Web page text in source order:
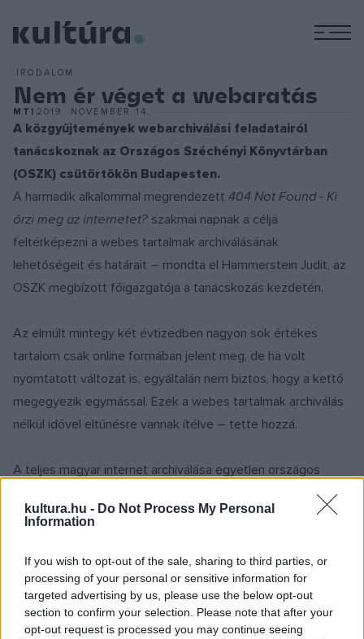
kultura.hu - Do Not Process My Personal
Information
If you wish to opt-out of the sale, sharing to third parties, or
processing of your personal or sensitive information for
targeted advertising by us, please use the below opt-out
section to confirm your selection. Please note that after your
opt-out request is processed you may continue seeing
IRODALOM
Nem ér véget a webaratás
MTI 2019. NOVEMBER 14.
A közgyűjtemények webarchiválási feladatairól
tanácskoznak az Országos Széchényi Könyvtárban
(OSZK) csütörtökön Budapesten.
A harmadik alkalommal megrendezett 404 Not Found - Ki
őrzi meg az internetet? szakmai napnak a célja
feltérképezni a webes tartalmak archiválásának
lehetőségeit és határait – mondta el Hammerstein Judit, az
OSZK megbízott főigazgatója a tanácskozás kezdetén.
Az elmúlt mintegy két évtizedben nagyon sok értékes
tartalom csak online formában jelent meg, de ha volt
nyomtatott változat is, egyáltalán nem biztos, hogy a kettő
megegyezik egymással. Ezek a webes tartalmak archiválás
nélkül idővel eltűnésre vannak ítélve – tette hozzá.
A teljes magyar internet archiválása egyetlen országos
szintű intézmény számára sem lehetséges. Jelenleg 4600
online hírportál, napilap és időszakos kiadvány lementése
A lementett webes tartalmak elérhetőek lesznek az
Országos Könyvtári Platformon (OKP) belül.
Latorcai Csaba, az Emberi Erőforrások Minisztériuma